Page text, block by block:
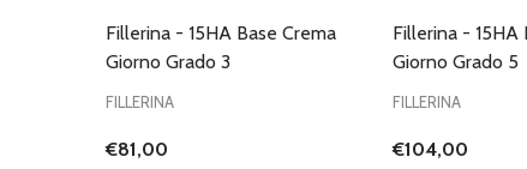
Fillerina - 15HA Base Crema
Giorno Grado 3
FILLERINA
€81,00
Fillerina - 15HA
Giorno Grado 5
FILLERINA
€104,00